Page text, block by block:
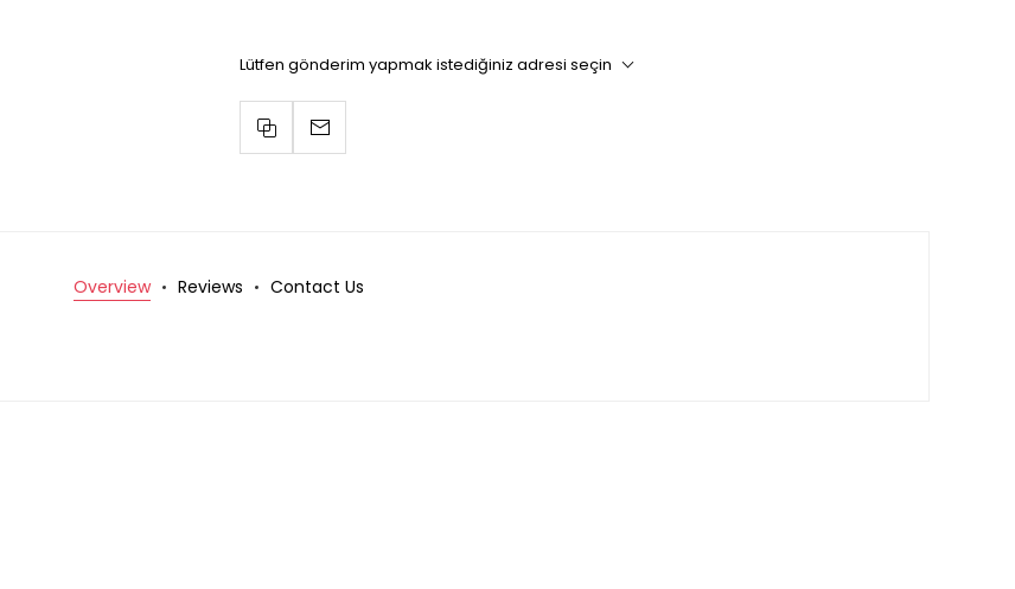
Lütfen gönderim yapmak istediğiniz adresi seçin
Overview Reviews Contact Us